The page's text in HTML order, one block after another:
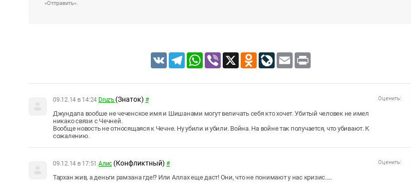
«Отправить».
VK TelegramWhatsApp
Viber X Odnoklassniki
LiveJournal
Email
Оценить:
09.12.14 в 14:24 Druzъ (Знаток) #
Джундала вообше не чеченское имя и Шишанами могут величать себя кто хочет. Убитый человек не имел
никако связи с Чечней.
Вообще новость не относящаяся к Чечне. Ну убили и убили. Война. На войне так получается, что убивают. К
сожалению.
Оценить:
09.12.14 в 17:51 Алис (Конфликтный) #
Тархан жив, а деньги рамзана где!? Или Аллах еще даст! Они, что не понимают у нас кризис.....